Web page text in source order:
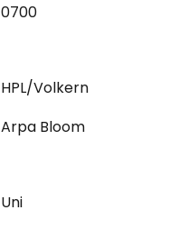
0700
HPL/Volkern
Arpa Bloom
Uni